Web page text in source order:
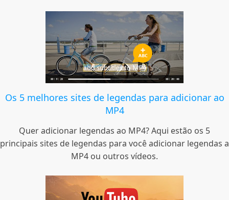
Os 5 melhores sites de legendas para adicionar ao
MP4
Quer adicionar legendas ao MP4? Aqui estão os 5
principais sites de legendas para você adicionar legendas a
MP4 ou outros vídeos.